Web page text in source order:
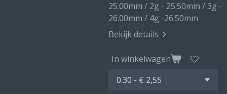
25.00mm / 2g - 25.50mm / 3g -
26.00mm / 4g -26.50mm
Bekijk details
In winkelwagen